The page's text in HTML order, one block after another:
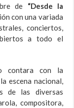
de “Desde la
con una variada
conciertos,
a todo el
contara con la
escena nacional,
de las diversas
compositora,